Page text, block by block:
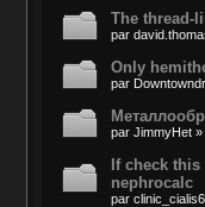
The thread-
par
Only
par
par JimmyHet »
If check
nephrocalc
par